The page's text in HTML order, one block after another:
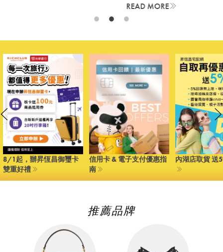
READ MORE
8/1起，辦昇恆昌御璽卡
雙重好禮
信用卡 & 電子支付優惠指
南
內湖店取貨 送
推薦品牌